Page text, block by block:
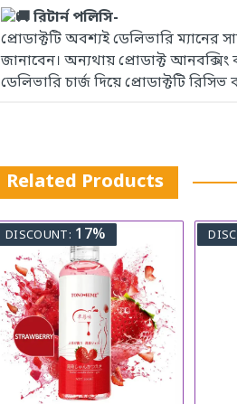
রিটার্ন পলিসি-
প্রোডাক্টটি অবশ্যই ডেলিভারি
জানাবেন। অন্যথায় প্রোডাক্ট
ডেলিভারি চার্জ দিয়ে প্রোডাক্টটি
Related Products
DISCOUNT: 17%